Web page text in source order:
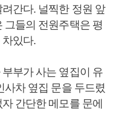
간다. 널찍한 정원 앞
그들의 전원주택은 평
있다.
부가 사는 옆집이 유
사차 옆집 문을 두드렸
간단한 메모를 문에